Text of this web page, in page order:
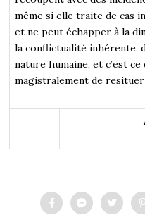
même si elle traite de cas
et ne peut échapper à la
la conflictualité inhérente,
nature humaine, et c’est ce
magistralement de